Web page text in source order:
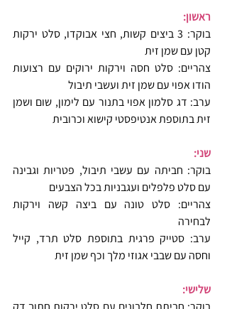
ראשון:
קטן עם שמן זית
הודו אפוי עם שמן זית ועשבי תיבול
זית בתוספת אנטיפסטי קישוא וכרובית
שני:
עם סלט פלפלים ועגבניות בכל הצבעים
לבחירה
וחסה עם שבבי אגוזי מלך וכף שמן זית
שלישי: